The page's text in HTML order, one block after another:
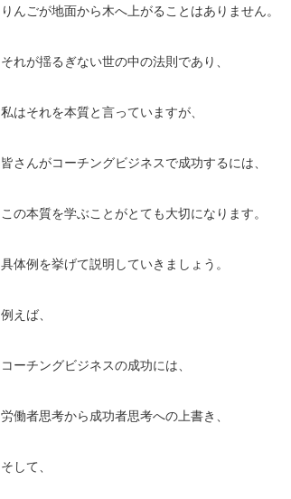
りんごが地面から木へ上がることはありません。
それが揺るぎない世の中の法則であり、
私はそれを本質と言っていますが、
皆さんがコーチングビジネスで成功するには、
この本質を学ぶことがとても大切になります。
具体例を挙げて説明していきましょう。
例えば、
コーチングビジネスの成功には、
労働者思考から成功者思考への上書き、
そして、